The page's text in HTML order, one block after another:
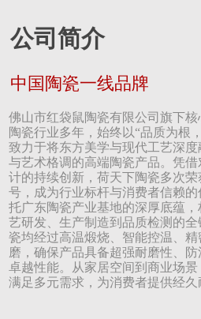
中国陶瓷一线品牌
公司简介
佛山市红袋鼠陶瓷有限公司旗下
陶瓷行业多年，始终以“品质为根
致力于将东方美学与现代工艺深
与艺术格调的高端陶瓷产品。凭
计的持续创新，荷天下陶瓷多次
号，成为行业标杆与消费者信赖
托广东陶瓷产业基地的深厚底蕴
艺研发、生产制造到品质检测的
瓷均经过高温煅烧、智能控温、
磨，确保产品具备超强耐磨性、
卓越性能。从家居空间到商业场
满足多元需求，为消费者提供经久